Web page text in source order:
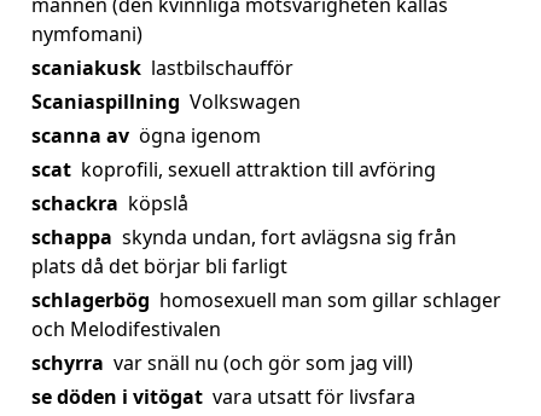
nymfomani)
scaniakusk lastbilschaufför
Scaniaspillning Volkswagen
scanna av ögna igenom
scat koprofili, sexuell attraktion till avföring
schackra köpslå
schappa skynda undan, fort avlägsna sig från
plats då det börjar bli farligt
schlagerbög homosexuell man som gillar schlager
och Melodifestivalen
schyrra var snäll nu (och gör som jag vill)
se döden i vitögat vara utsatt för livsfara